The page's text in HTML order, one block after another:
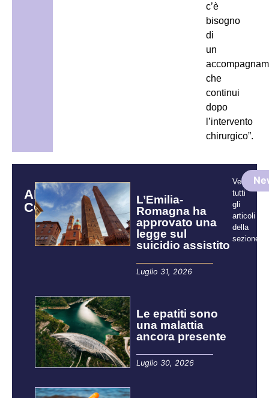
c’è
bisogno
di
un
che
continui
dopo
l’intervento
chirurgico”.
ARTICOLI
CORRELATI
L’Emilia-
Romagna ha
approvato una
legge sul
suicidio assistito
Luglio 31, 2026
Le epatiti sono
una malattia
ancora presente
Luglio 30, 2026
Vedi
tutti
gli
articoli
della
sezione: